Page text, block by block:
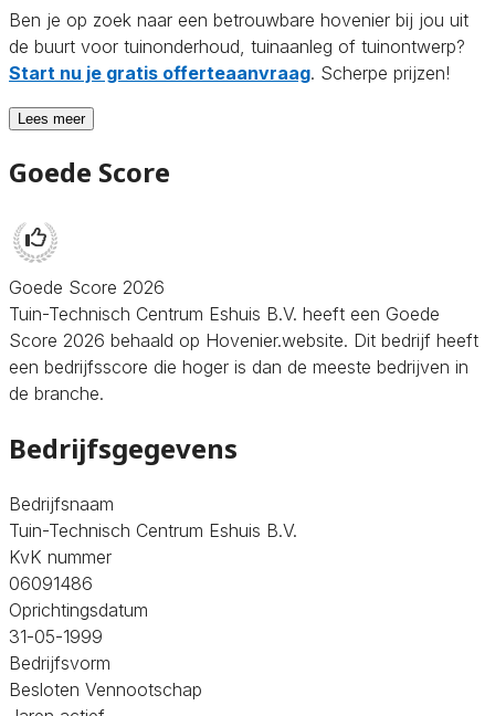
Ben je op zoek naar een betrouwbare hovenier bij jou uit
de buurt voor tuinonderhoud, tuinaanleg of tuinontwerp?
Start nu je gratis offerteaanvraag. Scherpe prijzen!
Lees meer
Goede Score
Goede Score 2026
Tuin-Technisch Centrum Eshuis B.V. heeft een Goede
Score 2026 behaald op Hovenier.website. Dit bedrijf heeft
een bedrijfsscore die hoger is dan de meeste bedrijven in
de branche.
Bedrijfsgegevens
Bedrijfsnaam
Tuin-Technisch Centrum Eshuis B.V.
KvK nummer
06091486
Oprichtingsdatum
31-05-1999
Bedrijfsvorm
Besloten Vennootschap